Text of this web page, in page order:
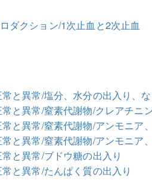
ダクション/1次止血と2次止血
と異常/塩分、水分の出入り、
と異常/窒素代謝物/クレアチニ
と異常/窒素代謝物/アンモニア
と異常/窒素代謝物/アンモニア
と異常/ブドウ糖の出入り
と異常/たんぱく質の出入り